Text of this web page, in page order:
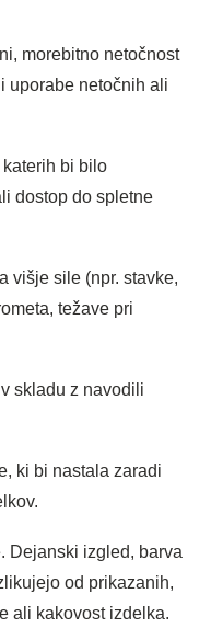
morebitno netočnost
uporabe netočnih ali
bi bilo
dostop do spletne
višje sile (npr. stavke,
težave pri
skladu z navodili
ki bi nastala zaradi
Dejanski izgled, barva
od prikazanih,
ali kakovost izdelka.